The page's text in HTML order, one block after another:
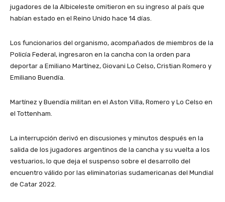
jugadores de la Albiceleste omitieron en su ingreso al país que
habían estado en el Reino Unido hace 14 días.
Los funcionarios del organismo, acompañados de miembros de la
Policía Federal, ingresaron en la cancha con la orden para
deportar a Emiliano Martínez, Giovani Lo Celso, Cristian Romero y
Emiliano Buendía.
Martínez y Buendía militan en el Aston Villa, Romero y Lo Celso en
el Tottenham.
La interrupción derivó en discusiones y minutos después en la
salida de los jugadores argentinos de la cancha y su vuelta a los
vestuarios, lo que deja el suspenso sobre el desarrollo del
encuentro válido por las eliminatorias sudamericanas del Mundial
de Catar 2022.